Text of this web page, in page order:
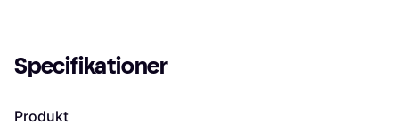
Specifikationer
Produkt